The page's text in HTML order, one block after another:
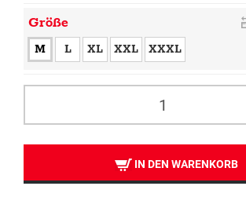
Größe
M L XL XXL XXXL
IN DEN WARENKORB